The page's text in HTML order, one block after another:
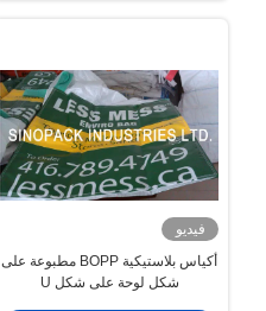
فيديو
أكياس بلاستيكية BOPP مطبوعة على
شكل لوحة على شكل U